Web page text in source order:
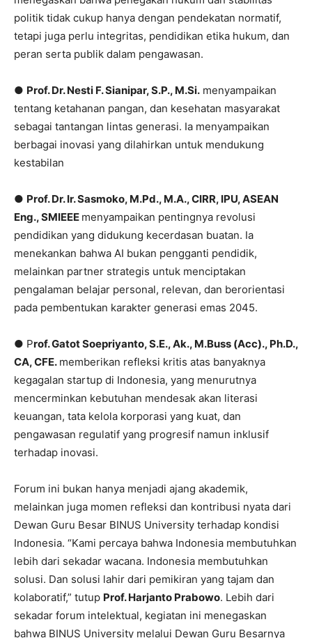
politik tidak cukup hanya dengan pendekatan normatif,
tetapi juga perlu integritas, pendidikan etika hukum, dan
peran serta publik dalam pengawasan.
● Prof. Dr. Nesti F. Sianipar, S.P., M.Si. menyampaikan
tentang ketahanan pangan, dan kesehatan masyarakat
sebagai tantangan lintas generasi. Ia menyampaikan
berbagai inovasi yang dilahirkan untuk mendukung
kestabilan
● Prof. Dr. Ir. Sasmoko, M.Pd., M.A., CIRR, IPU, ASEAN
Eng., SMIEEE menyampaikan pentingnya revolusi
pendidikan yang didukung kecerdasan buatan. Ia
menekankan bahwa AI bukan pengganti pendidik,
melainkan partner strategis untuk menciptakan
pengalaman belajar personal, relevan, dan berorientasi
pada pembentukan karakter generasi emas 2045.
● Prof. Gatot Soepriyanto, S.E., Ak., M.Buss (Acc)., Ph.D.,
CA, CFE. memberikan refleksi kritis atas banyaknya
kegagalan startup di Indonesia, yang menurutnya
mencerminkan kebutuhan mendesak akan literasi
keuangan, tata kelola korporasi yang kuat, dan
pengawasan regulatif yang progresif namun inklusif
terhadap inovasi.
Forum ini bukan hanya menjadi ajang akademik,
melainkan juga momen refleksi dan kontribusi nyata dari
Dewan Guru Besar BINUS University terhadap kondisi
Indonesia. “Kami percaya bahwa Indonesia membutuhkan
lebih dari sekadar wacana. Indonesia membutuhkan
solusi. Dan solusi lahir dari pemikiran yang tajam dan
kolaboratif,” tutup Prof. Harjanto Prabowo. Lebih dari
sekadar forum intelektual, kegiatan ini menegaskan
bahwa BINUS University melalui Dewan Guru Besarnya